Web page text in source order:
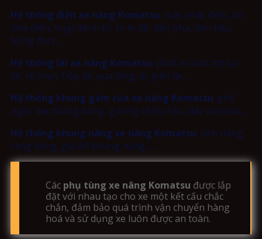
Hệ thống điện xe nâng Komatsu: máy phát điện, bộ
chia điện, bugi đánh lử, rơ le đề, đèn pha, đèn hậu,
bóng đèn,…
Hệ thống lái xe nâng Komatsu: phớt xi lanh trợ lực
lái, rô tuyn, hộp lái, qua lăng, ắc giàn lái,…
Hệ thống khung gầm của xe nâng Komatsu: ghế
ngồi, bạc thăng bằng, gương chiếu hậu, dây an toàn,…
Hệ thống khung nâng xe nâng Komatsu: xích nâng,
càng nâng, giá đỡ khung nâng,….
Các phụ tùng xe nâng Komatsu được lắp
đặt với nhau tạo cho xe một kết cấu chắc
chắn, đảm bảo quá trình vận chuyển hàng
hoá và sử dụng xe luôn được an toàn.